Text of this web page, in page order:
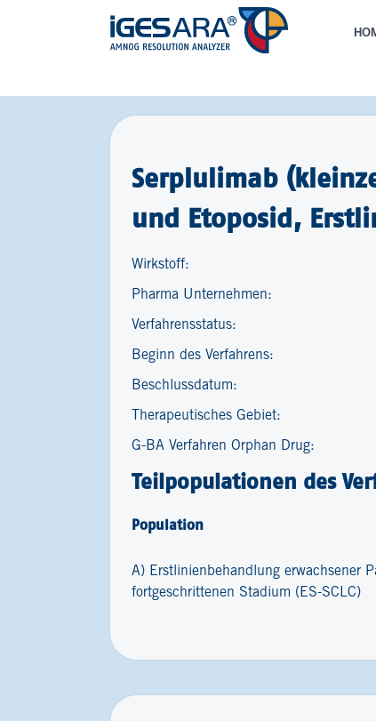
Serplulimab
und Etoposid,
Wirkstoff:
Pharma Unternehmen:
Verfahrensstatus:
Beginn des Verfahrens:
Beschlussdatum:
Therapeutisches Gebiet:
G-BA Verfahren Orphan Drug:
Teilpopulationen des
Population
A) Erstlinienbehandlung erwachsener
fortgeschrittenen Stadium (ES-SCLC)